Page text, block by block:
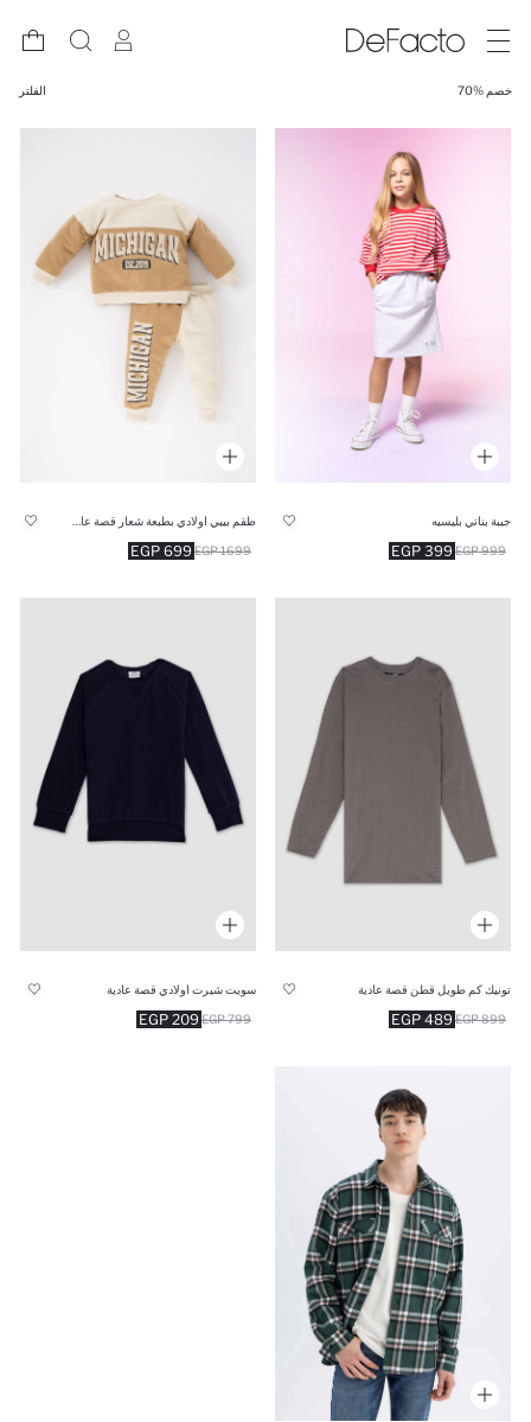
خصم %70 الفلتر
جيبة بناتي بليسيه
399 EGP 999 EGP
699 EGP 1699 EGP
تونيك كم طويل قطن قصة عادية
489 EGP 899 EGP
سويت شيرت اولادي قصة عادية
209 EGP 799 EGP